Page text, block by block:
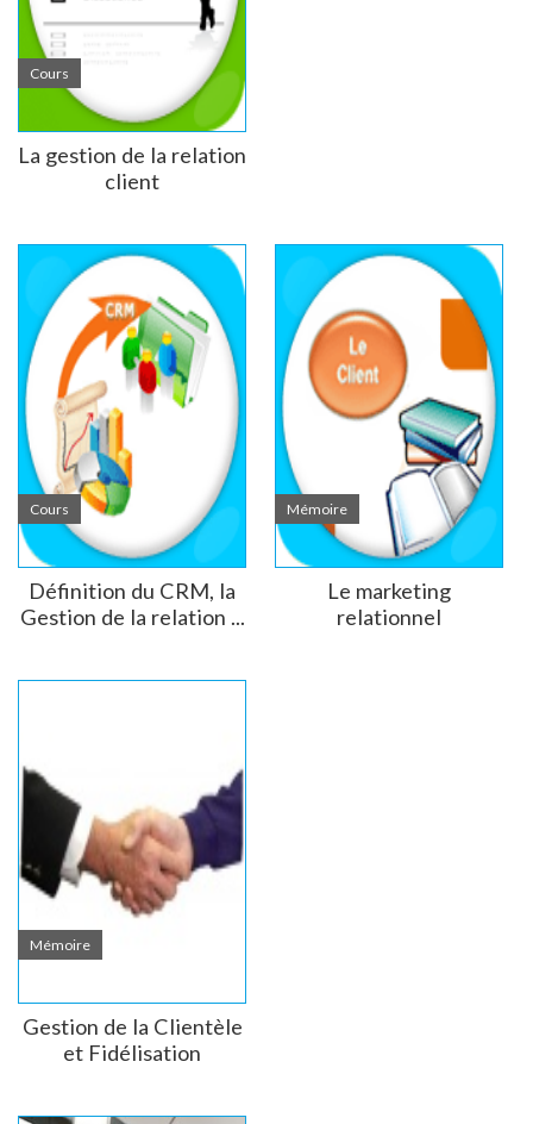
Cours
La gestion de la relation
client
Cours
Définition du CRM, la
Gestion de la relation ...
Mémoire
Le marketing
relationnel
Mémoire
Gestion de la Clientèle
et Fidélisation